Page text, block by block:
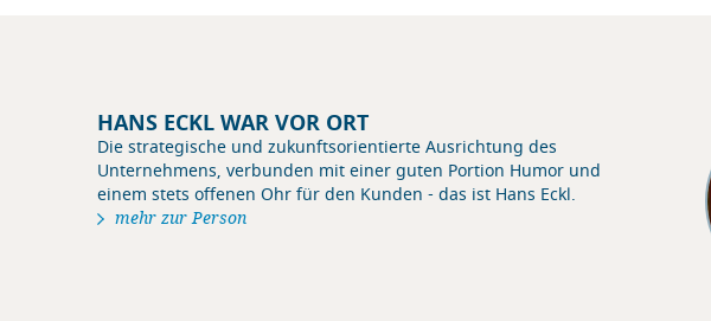
HANS ECKL WAR VOR ORT
Die strategische und zukunftsorientierte Ausrichtung des
Unternehmens, verbunden mit einer guten Portion Humor und
einem stets offenen Ohr für den Kunden - das ist Hans Eckl.
mehr zur Person